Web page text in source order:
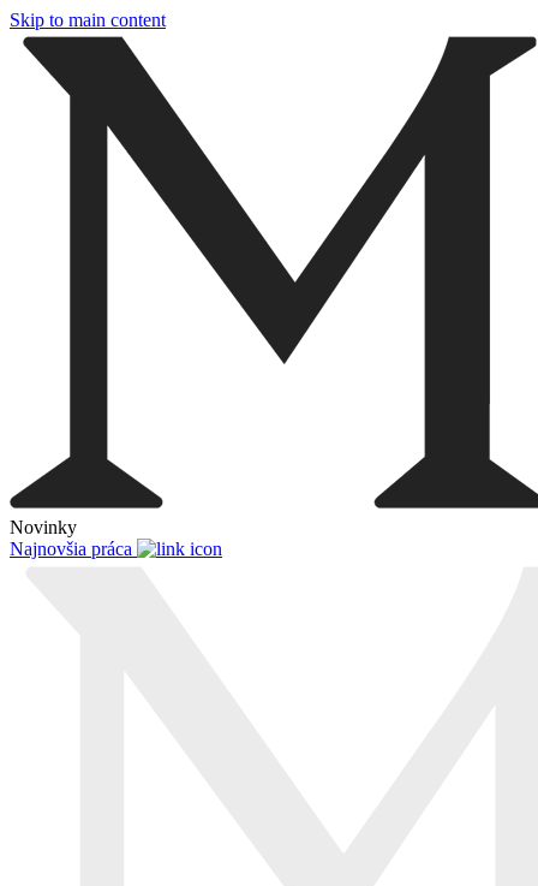
Skip to main content
Novinky
Najnovšia práca